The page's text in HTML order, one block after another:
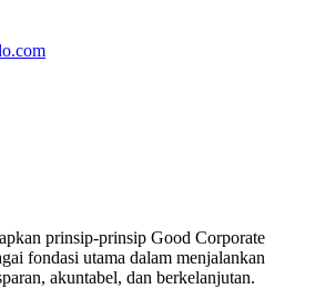
prinsip-prinsip Good Corporate
fondasi utama dalam menjalankan
akuntabel, dan berkelanjutan.